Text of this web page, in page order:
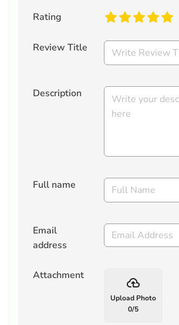
Rating
Review Title
Description
Full name
Email
address
Attachment backup
Upload Photo
0/5